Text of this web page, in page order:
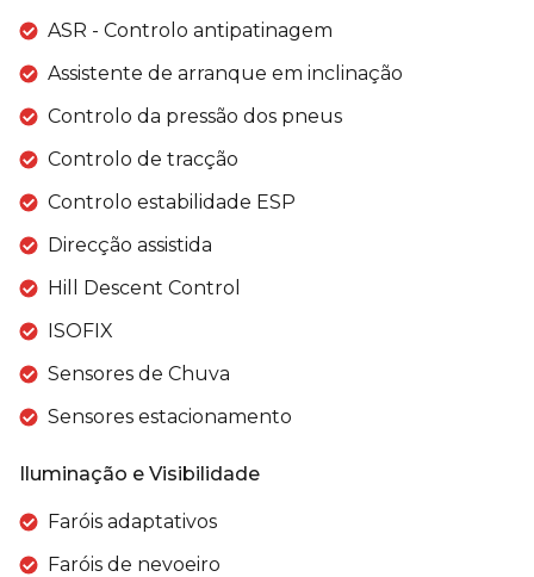
ASR - Controlo antipatinagem
Assistente de arranque em inclinação
Controlo da pressão dos pneus
Controlo de tracção
Controlo estabilidade ESP
Direcção assistida
Hill Descent Control
ISOFIX
Sensores de Chuva
Sensores estacionamento
Iluminação e Visibilidade
Faróis adaptativos
Faróis de nevoeiro